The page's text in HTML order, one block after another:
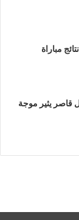
مباراة
قاصر يثير موجة